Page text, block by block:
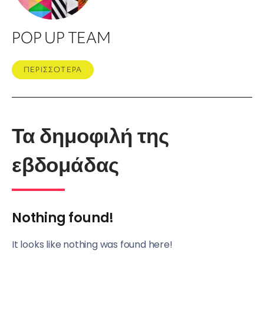
POP UP TEAM
ΠΕΡΙΣΣΟΤΕΡΑ
Τα δημοφιλή της
εβδομάδας
Nothing found!
It looks like nothing was found here!